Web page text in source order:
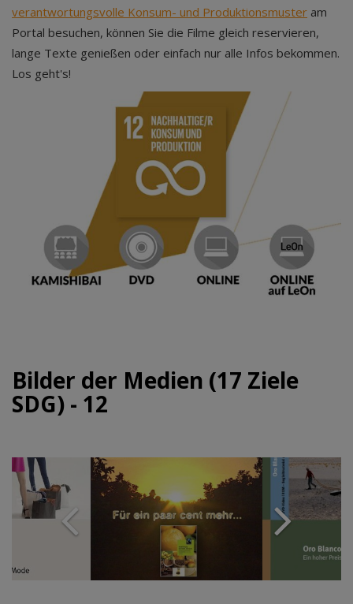
verantwortungsvolle Konsum- und Produktionsmuster am
Portal besuchen, können Sie die Filme gleich reservieren,
lange Texte genießen oder einfach nur alle Infos bekommen.
Los geht's!
Bilder der Medien (17 Ziele
SDG) - 12